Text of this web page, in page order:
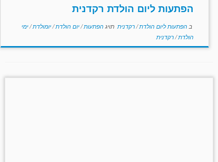
הפתעות ליום הולדת רקדנית
ב הפתעות ליום הולדת/רקדנית תויג הפתעות/יום הולדת/יומולדת/ימי
הולדת/רקדנית